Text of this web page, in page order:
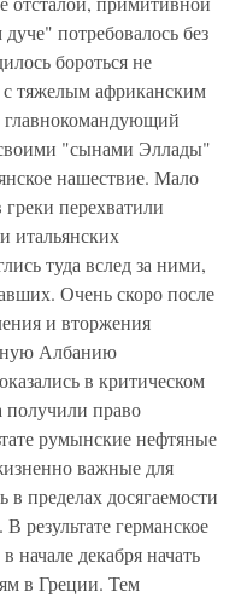
потребовалось без
бороться не
с тяжелым африканским
"сынами Эллады"
нашествие. Мало
перехватили
итальянских
туда вслед за ними,
Очень скоро после
и вторжения
Албанию
в критическом
право
румынские нефтяные
важные для
в пределах досягаемости
результате германское
декабря начать
в Греции. Тем